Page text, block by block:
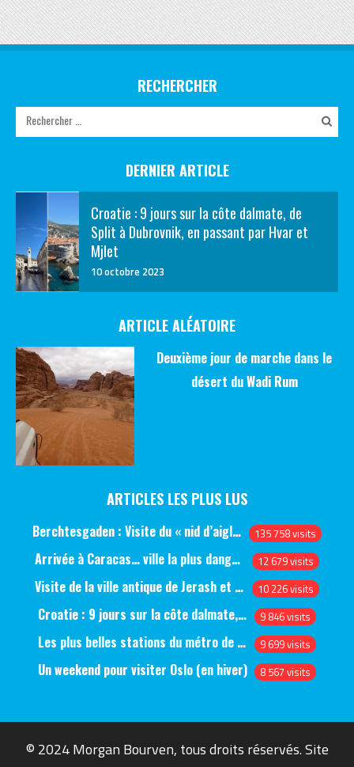
RECHERCHER
DERNIER ARTICLE
Croatie : 9 jours sur la côte dalmate, de
Split à Dubrovnik, en passant par Hvar et
Mjlet
10 octobre 2023
ARTICLE ALÉATOIRE
Deuxième jour de marche dans le
désert du Wadi Rum
ARTICLES LES PLUS LUS
Berchtesgaden : Visite du « nid d’aigle » et des bunkers d’Hitler 135 758 visits
Arrivée à Caracas… ville la plus dangereuse du monde (jour 1) 12 679 visits
Visite de la ville antique de Jerash et du château d’Ajlun (jour 1) 10 226 visits
Croatie : 9 jours sur la côte dalmate, de Split à Dubrovnik, en passant par Hvar et Mjlet 9 846 visits
Les plus belles stations du métro de Saint-Pétersbourg 9 699 visits
Un weekend pour visiter Oslo (en hiver) 8 567 visits
© 2024 Morgan Bourven, tous droits réservés. Site